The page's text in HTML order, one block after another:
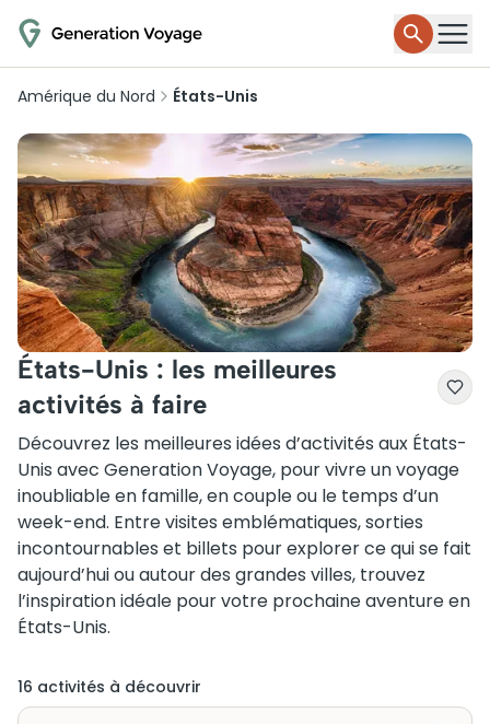
Amérique du Nord États-Unis
États-Unis : les meilleures
activités à faire
Découvrez les meilleures idées d’activités aux États-
Unis avec Generation Voyage, pour vivre un voyage
inoubliable en famille, en couple ou le temps d’un
week-end. Entre visites emblématiques, sorties
incontournables et billets pour explorer ce qui se fait
aujourd’hui ou autour des grandes villes, trouvez
l’inspiration idéale pour votre prochaine aventure en
États-Unis.
16 activités à découvrir